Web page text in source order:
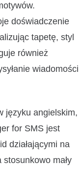
doświadczenie
tapetę, styl
również
wiadomości
języku angielskim,
for SMS jest
działającymi na
mały